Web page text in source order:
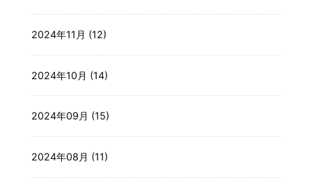
2024年11月 (12)
2024年10月 (14)
2024年09月 (15)
2024年08月 (11)